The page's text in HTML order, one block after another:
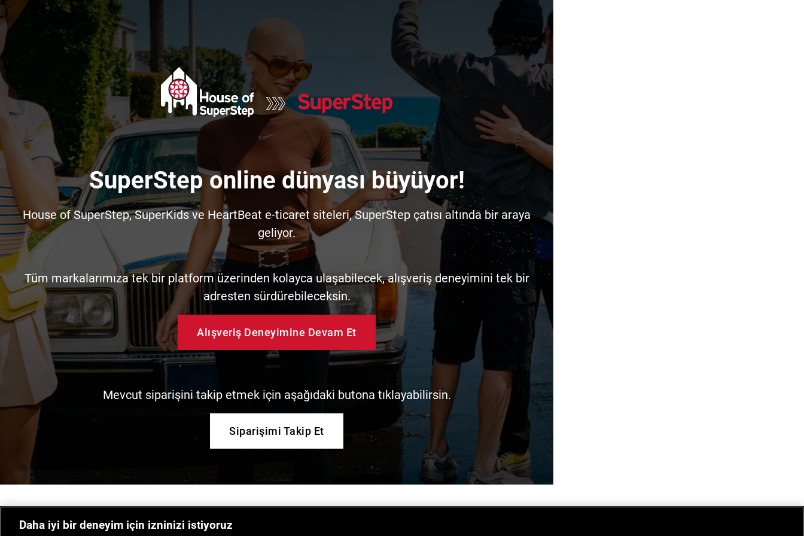
SuperStep online dünyası büyüyor!
House of SuperStep, SuperKids ve HeartBeat e-ticaret siteleri, SuperStep çatısı altında bir araya
geliyor.
Tüm markalarımıza tek bir platform üzerinden kolayca ulaşabilecek, alışveriş deneyimini tek bir
adresten sürdürebileceksin.
Alışveriş Deneyimine Devam Et
Mevcut siparişini takip etmek için aşağıdaki butona tıklayabilirsin.
Siparişimi Takip Et
Daha iyi bir deneyim için izninizi istiyoruz